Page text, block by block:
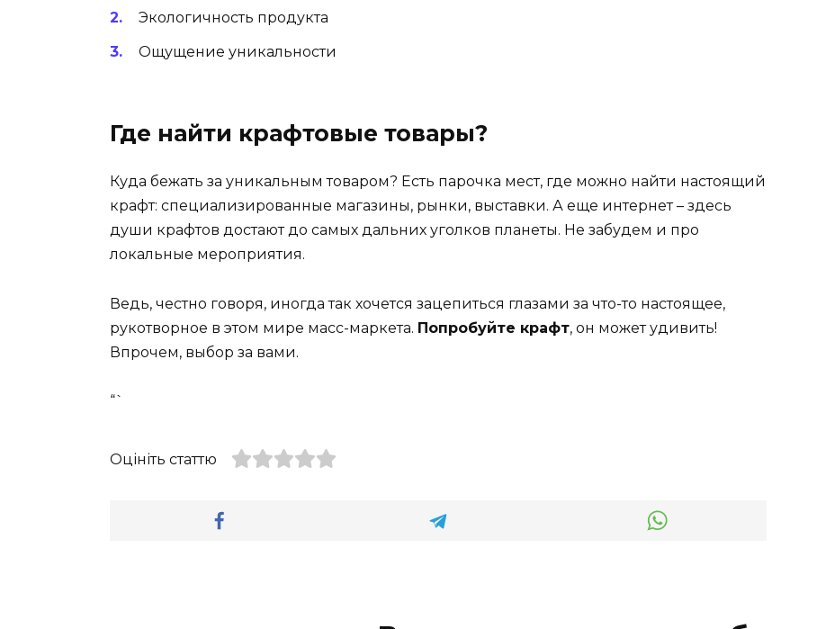
Экологичность продукта
Ощущение уникальности
Где найти крафтовые товары?
Куда бежать за уникальным товаром? Есть парочка мест, где можно найти настоящий
крафт: специализированные магазины, рынки, выставки. А еще интернет – здесь
души крафтов достают до самых дальних уголков планеты. Не забудем и про
локальные мероприятия.
Ведь, честно говоря, иногда так хочется зацепиться глазами за что-то настоящее,
рукотворное в этом мире масс-маркета. Попробуйте крафт, он может удивить!
Впрочем, выбор за вами.
“`
Оцініть статтю